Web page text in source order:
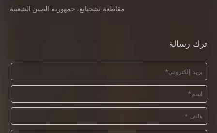
مقاطعة تشجيانغ، جمهورية الصين الشعبية
ترك رسالة